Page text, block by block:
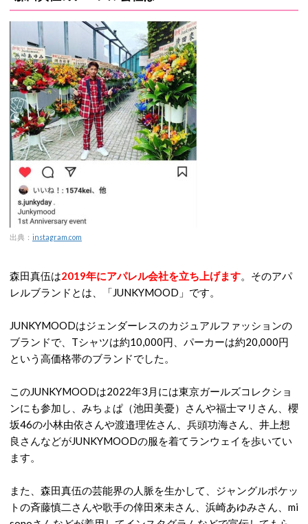
出典： instagram.com
森田真伍は2019年にアパレル会社を立ち上げます。そのアパ
レルブランドとは、「JUNKYMOOD」です。
JUNKYMOODはジェンダーレスのカジュアルファッションの
ブランドで、Tシャツは約10,000円、パーカーは約20,000円
という高価格帯のブランドでした。
このJUNKYMOODは2022年3月には東京ガールズコレクショ
ンにも参加し、みちょぱ（池田美憂）さんや福士マリさん、櫻
坂46の小林由依さんや渡邉理佐さん、兵頭功海さん、井上想
良さんなどがJUNKYMOODの服を着てランウェイを歩いてい
ます。
また、森田真伍の芸能界の人脈を生かして、ジャングルポケッ
トの斉藤慎二さんや歌手の倖田來未さん、浜崎あゆみさん、mi